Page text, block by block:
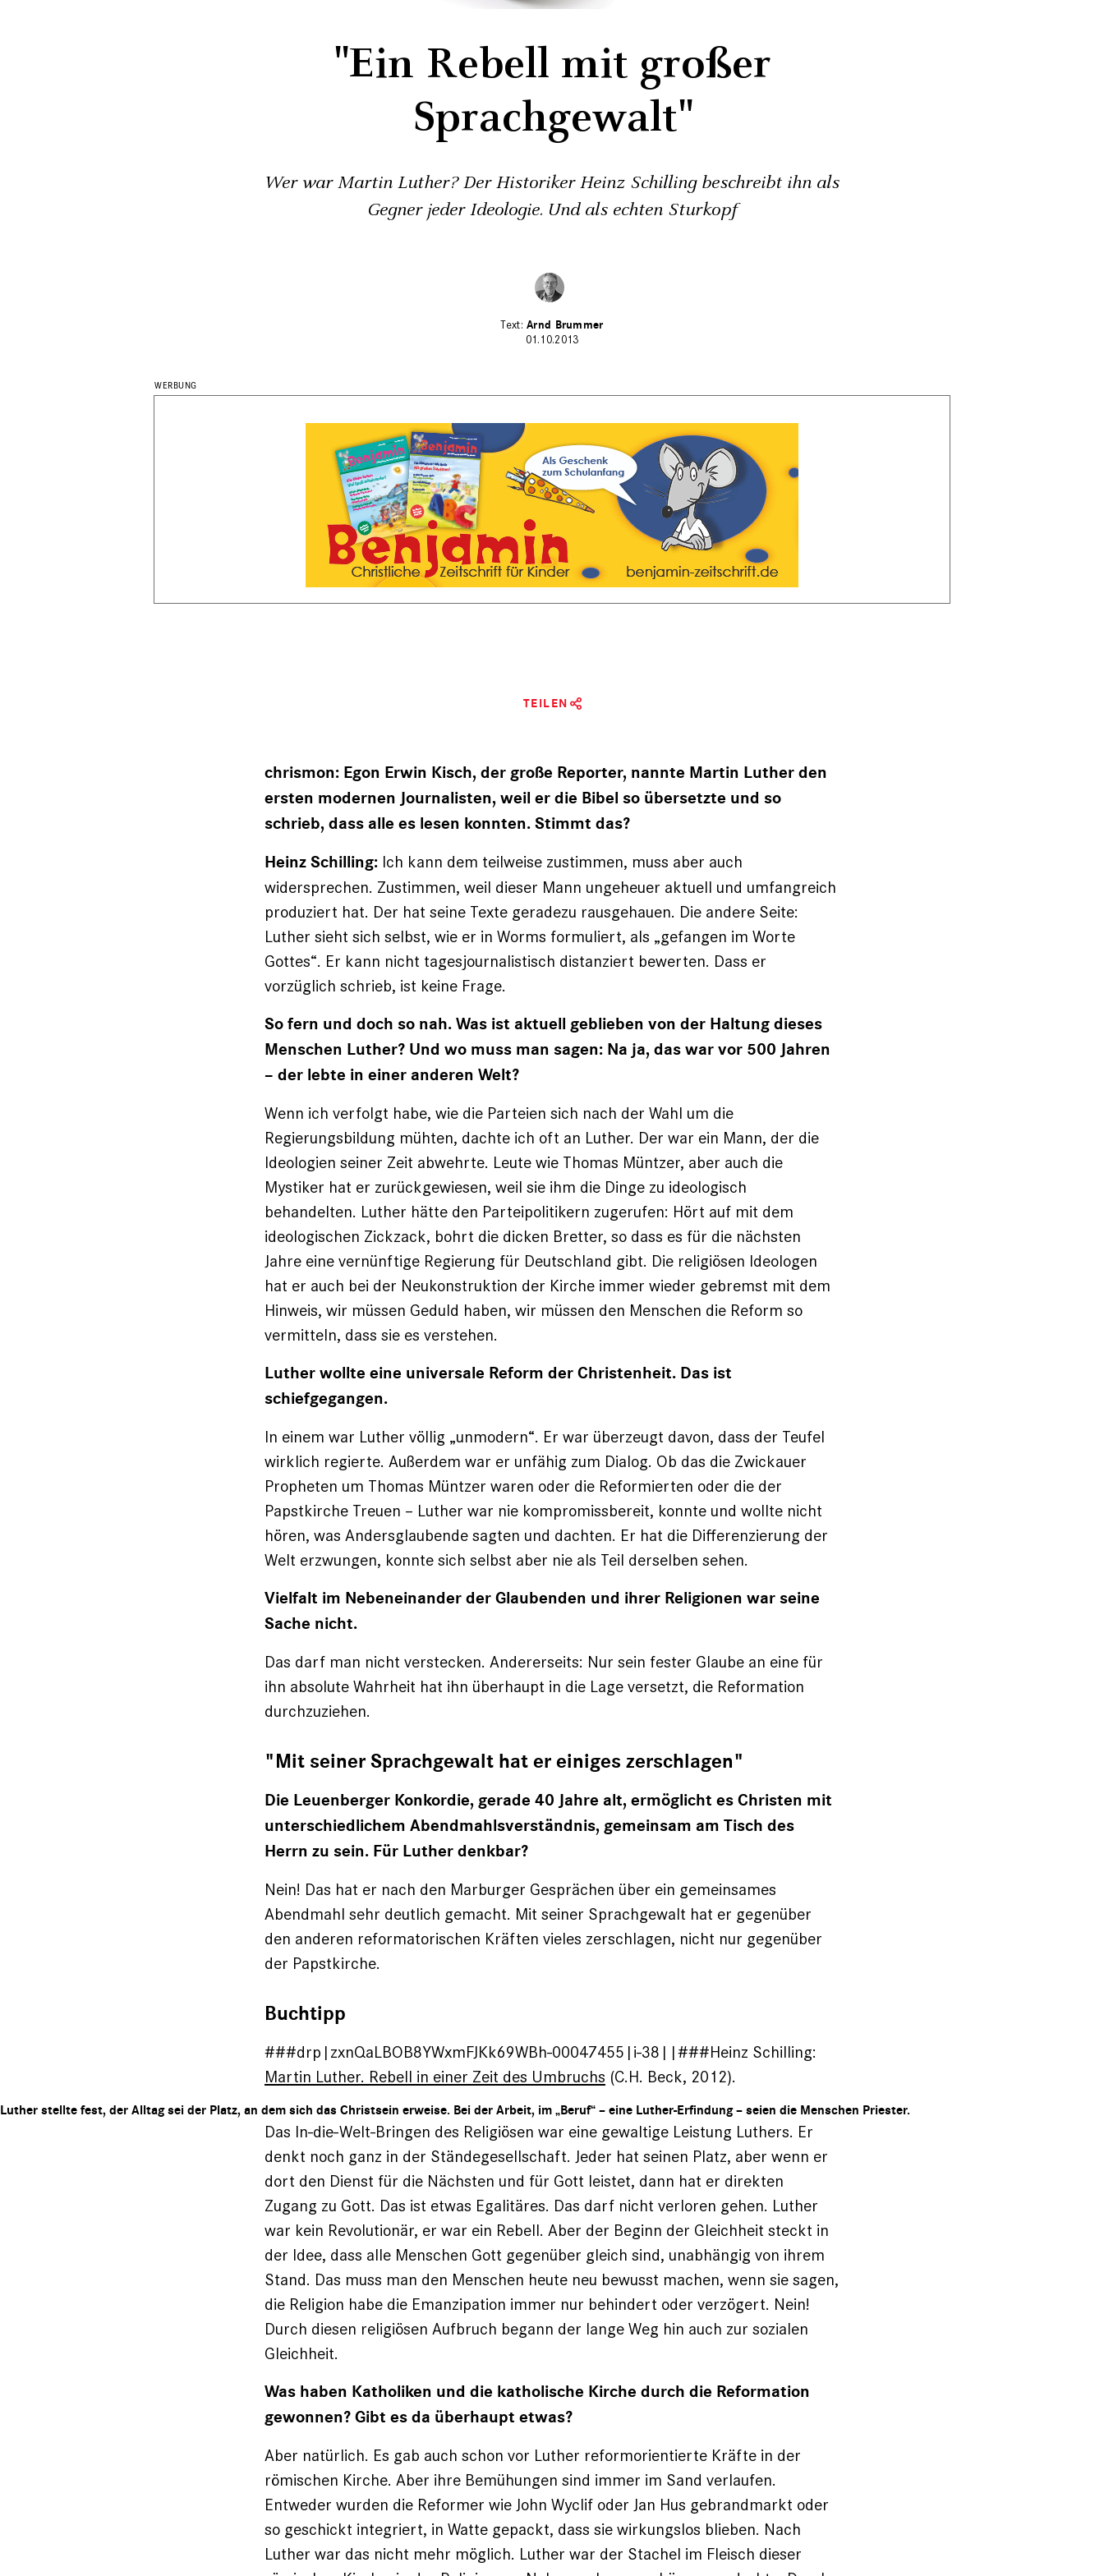
"Ein Rebell mit großer
Sprachgewalt"
Wer war Martin Luther? Der Historiker Heinz Schilling beschreibt ihn als
Gegner jeder Ideologie. Und als echten Sturkopf
Arnd Brummer
01.10.2013
TEILEN
chrismon: Egon Erwin Kisch, der große Reporter, nannte Martin Luther den
ersten modernen Journalisten, weil er die Bibel so übersetzte und so
schrieb, dass alle es lesen konnten. Stimmt das?
Heinz Schilling: Ich kann dem teilweise zustimmen, muss aber auch
widersprechen. Zustimmen, weil dieser Mann ungeheuer aktuell und umfangreich
produziert hat. Der hat seine Texte geradezu raus­gehauen. Die andere Seite:
Luther sieht sich selbst, wie er in Worms formuliert, als „gefangen im Worte
Gottes“. Er kann nicht tages­journalistisch distanziert bewerten. Dass er
vorzüglich schrieb, ist keine Frage.
So fern und doch so nah. Was ist aktuell geblieben von der Haltung dieses
Menschen Luther? Und wo muss man sagen: Na ja, das war vor 500 Jahren
– der lebte in einer anderen Welt?
Wenn ich verfolgt habe, wie die Parteien sich nach der Wahl um die
Regierungsbildung mühten, dachte ich oft an Luther. Der war ein Mann, der die
Ideologien seiner Zeit abwehrte. Leute wie Thomas Müntzer, aber auch die
Mystiker hat er zurückgewiesen, weil sie ihm die Dinge zu ideologisch
behandelten. Luther hätte den Parteipoli­tikern zugerufen: Hört auf mit dem
ideologischen Zickzack, bohrt die dicken Bretter, so dass es für die nächsten
Jahre eine vernünftige Regierung für Deutschland gibt. Die religiösen Ideologen
hat er auch bei der Neukonstruktion der Kirche immer wieder gebremst mit dem
Hinweis, wir müssen Geduld haben, wir müssen den Menschen die Reform so
vermitteln, dass sie es verstehen.
Luther wollte eine universale Reform der Christenheit. Das ist
schiefgegangen.
In einem war Luther völlig „unmodern“. Er war überzeugt davon, dass der Teufel
wirklich regierte. Außerdem war er unfähig zum Dialog. Ob das die Zwickauer
Propheten um Thomas Müntzer waren oder die Reformierten oder die der
Papstkirche Treuen – Luther war nie kompromissbereit, konnte und wollte nicht
hören, was Andersglaubende sagten und dachten. Er hat die Differenzierung der
Welt erzwungen, konnte sich selbst aber nie als Teil derselben sehen.
Vielfalt im Nebeneinander der Glaubenden und ihrer Religionen war seine
Sache nicht.
Das darf man nicht verstecken. Andererseits: Nur sein fester Glaube an eine für
ihn absolute Wahrheit hat ihn überhaupt in die Lage ­versetzt, die Reformation
durchzuziehen.
"Mit seiner Sprachgewalt hat er einiges zerschlagen"
Die Leuenberger Konkordie, gerade 40 Jahre alt, ermöglicht es Christen mit
unterschiedlichem Abendmahlsverständnis, gemeinsam am Tisch des
Herrn zu sein. Für Luther denkbar?
Nein! Das hat er nach den Marburger Gesprächen über ein gemeinsames
Abendmahl sehr deutlich gemacht. Mit seiner Sprachgewalt hat er gegenüber
den anderen reformatorischen Kräften vieles zerschlagen, nicht nur gegenüber
der Papstkirche.
Buchtipp
###drp|zxnQaLBOB8YWxmFJKk69WBh-00047455|i-38||###Heinz Schilling:
Martin Luther. Rebell in einer Zeit des Umbruchs (C.H. Beck, 2012).
Luther stellte fest, der Alltag sei der Platz, an dem sich das Christsein erweise. Bei der Arbeit, im „Beruf“ – eine Luther-Erfindung – seien die Menschen Priester.
Das In-die-Welt-Bringen des Religiösen war eine gewaltige Leistung Luthers. Er
denkt noch ganz in der Ständegesellschaft. Jeder hat seinen Platz, aber wenn er
dort den Dienst für die Nächsten und für Gott leistet, dann hat er direkten
Zugang zu Gott. Das ist etwas Egalitäres. Das darf nicht verloren gehen. Luther
war kein Revolu­tionär, er war ein Rebell. Aber der Beginn der Gleichheit steckt in
der Idee, dass alle Menschen Gott gegenüber gleich sind, unabhängig von ihrem
Stand. Das muss man den Menschen heute neu bewusst machen, wenn sie sagen,
die Religion habe die Emanzipation immer nur behindert oder verzögert. Nein!
Durch diesen religiösen Aufbruch begann der lange Weg hin auch zur sozialen
Gleichheit.
Was haben Katholiken und die katholische Kirche durch die Reformation
gewonnen? Gibt es da überhaupt etwas?
Aber natürlich. Es gab auch schon vor Luther reformorientierte Kräfte in der
römischen Kirche. Aber ihre Bemühungen sind immer im Sand verlaufen.
Entweder wurden die Reformer wie John Wyclif oder Jan Hus gebrandmarkt oder
so geschickt integriert, in Watte gepackt, dass sie wirkungslos blieben. Nach
Luther war das nicht mehr möglich. Luther war der Stachel im Fleisch dieser